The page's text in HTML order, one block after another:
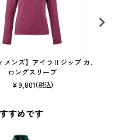
メンズ】アイラ II ジップ
ロングスリーブ
¥9,801(税込)
カメット
すめです